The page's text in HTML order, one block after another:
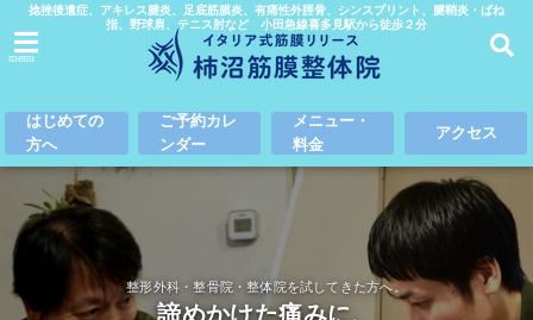
捻挫後遺症、アキレス腱炎、足底筋膜炎、有痛性外脛骨、シンスプリント、腱鞘炎・ばね
指、野球肩、テニス肘など 小田急線喜多見駅から徒歩２分
menu
はじめての
方へ
ご予約カレ
ンダー
メニュー・
料金
アクセス
整形外科・整骨院・整体院を試してきた方へ。
諦めかけた痛みに、